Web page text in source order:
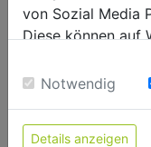
Gewicht
Nettogewicht
Versandmaße
von Sozial Media
Diese können auf
Einwilligung zu
Notwendig
Details anzeigen